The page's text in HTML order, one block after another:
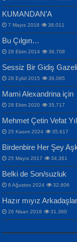
İPEK ACAR
Gazze’nin Şecaati,
MAHMUT
İbrahim Olmak ve
Selahattin Yıldız
İdrakimle Üşürken...
Songül Özel
Mahzen...
ERDEM BAYAZIT
Sana, Bana,
İnsanlarına Dair...
NAZIM HİKMET
Bir Cezaevinde,
Mektupları...
KUMANDAN’A
7 Mayıs 2018 38,011
Bu Çılgın…
28 Ekim 2014 36,708
Sessiz Bir Gidiş Gazeli
28 Eylül 2015 36,085
Mami Alexandrina için
28 Ekim 2020 35,717
Mehmet Çetin Vefat
25 Kasım 2024 35,617
Birdenbire Her Şey
25 Mayıs 2017 34,361
Belki de Son/suzluk
8 Ağustos 2024 32,606
Hazır mıyız Arkadaşlar
26 Nisan 2016 31,360